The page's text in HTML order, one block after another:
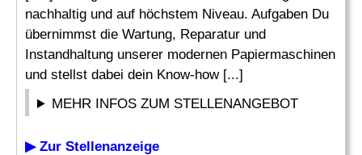
nachhaltig und auf höchstem Niveau. Aufgaben Du
übernimmst die Wartung, Reparatur und
Instandhaltung unserer modernen Papiermaschinen
und stellst dabei dein Know-how [...]
MEHR INFOS ZUM STELLENANGEBOT
▶ Zur Stellenanzeige